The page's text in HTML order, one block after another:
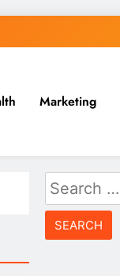
Marketing
Search
for: